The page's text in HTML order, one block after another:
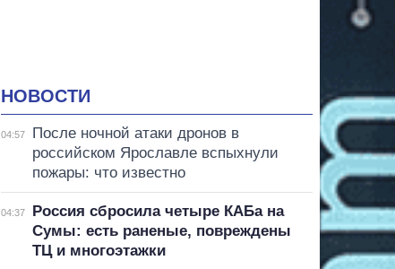
НОВОСТИ
04:57
После ночной атаки дронов в
российском Ярославле вспыхнули
пожары: что известно
04:37
Россия сбросила четыре КАБа на
Сумы: есть раненые, повреждены
ТЦ и многоэтажки